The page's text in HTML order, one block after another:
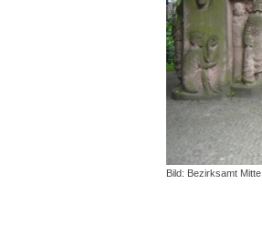
Bild: Bezirksamt Mitte